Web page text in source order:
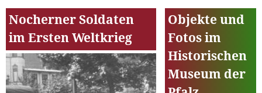
Nocherner Soldaten
im Ersten Weltkrieg
Objekte und
Fotos im
Historischen
Museum der